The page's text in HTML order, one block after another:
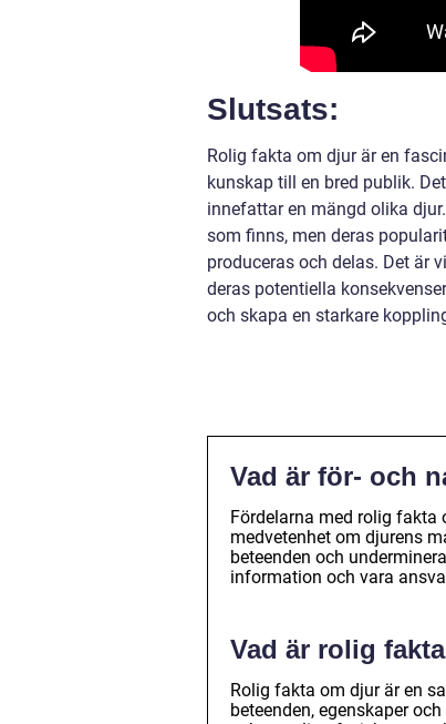
Slutsats:
Rolig fakta om djur är en
kunskap till en bred publik.
innefattar en mängd olika
som finns, men deras
produceras och delas. Det är
deras potentiella
och skapa en starkare
Vad är för- och
Fördelarna med rolig fakta
medvetenhet om djurens
beteenden och
information och vara
Vad är rolig
Rolig fakta om djur är en
beteenden, egenskaper